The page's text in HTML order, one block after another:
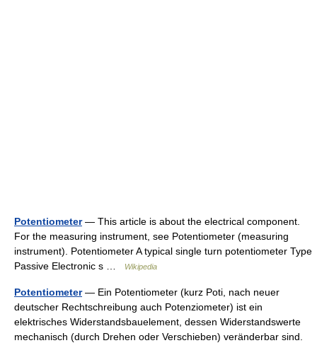
Potentiometer— This article is about the electrical component.
For the measuring instrument, see Potentiometer (measuring
instrument). Potentiometer A typical single turn potentiometer Type
Passive Electronic s …
Wikipedia
Potentiometer— Ein Potentiometer (kurz Poti, nach neuer
deutscher Rechtschreibung auch Potenziometer) ist ein
elektrisches Widerstandsbauelement, dessen Widerstandswerte
mechanisch (durch Drehen oder Verschieben) veränderbar sind.